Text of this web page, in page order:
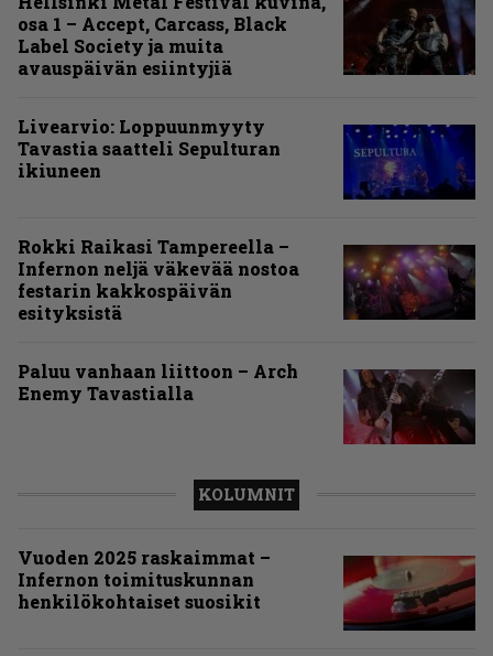
osa 1 – Accept, Carcass, Black
Label Society ja muita
avauspäivän esiintyjiä
Livearvio: Loppuunmyyty
Tavastia saatteli Sepulturan
ikiuneen
Rokki Raikasi Tampereella –
Infernon neljä väkevää nostoa
festarin kakkospäivän
esityksistä
Paluu vanhaan liittoon – Arch
Enemy Tavastialla
KOLUMNIT
Vuoden 2025 raskaimmat –
Infernon toimituskunnan
henkilökohtaiset suosikit